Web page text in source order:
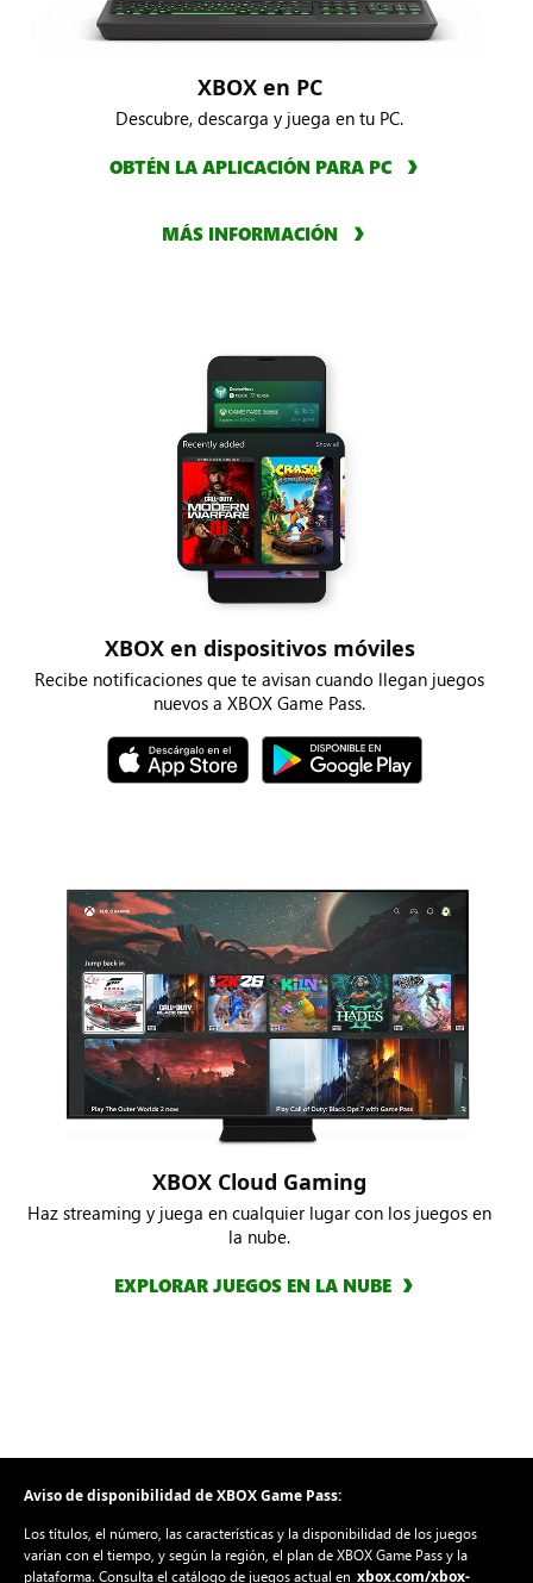
XBOX en PC
Descubre, descarga y juega en tu PC.
OBTÉN LA APLICACIÓN PARA PC
MÁS INFORMACIÓN
XBOX en dispositivos móviles
Recibe notificaciones que te avisan cuando llegan juegos
nuevos a XBOX Game Pass.
XBOX Cloud Gaming
Haz streaming y juega en cualquier lugar con los juegos en
la nube.
EXPLORAR JUEGOS EN LA NUBE
Aviso de disponibilidad de XBOX Game Pass:
Los títulos, el número, las características y la disponibilidad de los juegos
varían con el tiempo, y según la región, el plan de XBOX Game Pass y la
plataforma. Consulta el catálogo de juegos actual en xbox.com/xbox-